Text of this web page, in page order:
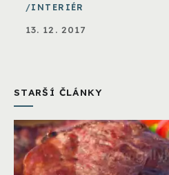
INTERIÉR
13. 12. 2017
STARŠÍ ČLÁNKY